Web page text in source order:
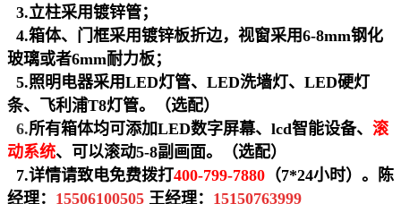
3.立柱采用镀锌管；
4.箱体、门框采用镀锌板折边，视窗采用6-8mm钢化
玻璃或者6mm耐力板；
5.照明电器采用LED灯管、LED洗墙灯、LED硬灯
条、飞利浦T8灯管。（选配）
6.所有箱体均可添加LED数字屏幕、lcd智能设备、 滚
动系统、可以滚动5-8副画面。
（选配）
7.详情请致电免费拨打400-799-7880 （7*24小时）。陈
经理： 15506100505 王经理： 15150763999